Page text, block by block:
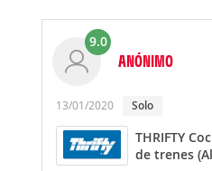
9.0
ANÓNIMO
13/01/2020 Solo
THRIFTY
de trenes